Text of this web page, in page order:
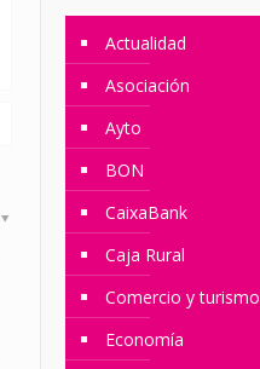
Actualidad
Asociación
Ayto
BON
CaixaBank
Caja Rural
Comercio y turismo
Economía